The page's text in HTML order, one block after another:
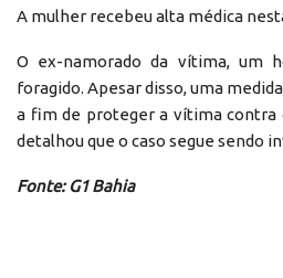
A mulher recebeu alta médica
O ex-namorado da vítima, um
foragido. Apesar disso, uma
a fim de proteger a vítima contra
detalhou que o caso segue sendo
Fonte: G1 Bahia